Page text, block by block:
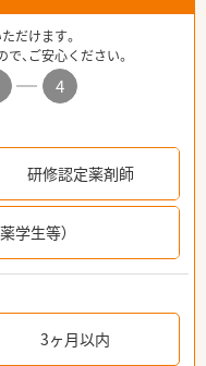
だけます。
、ご安心ください。
4
研修認定薬剤師
学生等）
3ヶ月以内